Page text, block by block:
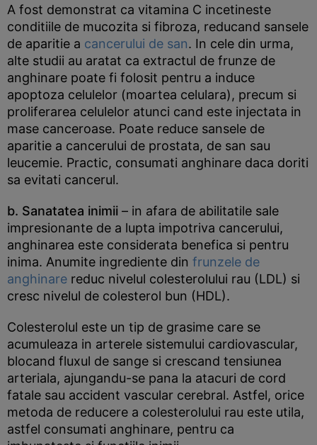
A fost demonstrat ca vitamina C incetineste
conditiile de mucozita si fibroza, reducand sansele
de aparitie a cancerului de san. In cele din urma,
alte studii au aratat ca extractul de frunze de
anghinare poate fi folosit pentru a induce
apoptoza celulelor (moartea celulara), precum si
proliferarea celulelor atunci cand este injectata in
mase canceroase. Poate reduce sansele de
aparitie a cancerului de prostata, de san sau
leucemie. Practic, consumati anghinare daca doriti
sa evitati cancerul.
b. Sanatatea inimii – in afara de abilitatile sale
impresionante de a lupta impotriva cancerului,
anghinarea este considerata benefica si pentru
inima. Anumite ingrediente din frunzele de
anghinare reduc nivelul colesterolului rau (LDL) si
cresc nivelul de colesterol bun (HDL).
Colesterolul este un tip de grasime care se
acumuleaza in arterele sistemului cardiovascular,
blocand fluxul de sange si crescand tensiunea
arteriala, ajungandu-se pana la atacuri de cord
fatale sau accident vascular cerebral. Astfel, orice
metoda de reducere a colesterolului rau este utila,
astfel consumati anghinare, pentru ca